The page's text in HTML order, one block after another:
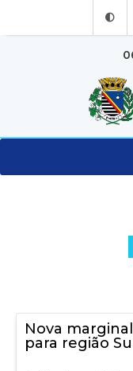
Nova
para região